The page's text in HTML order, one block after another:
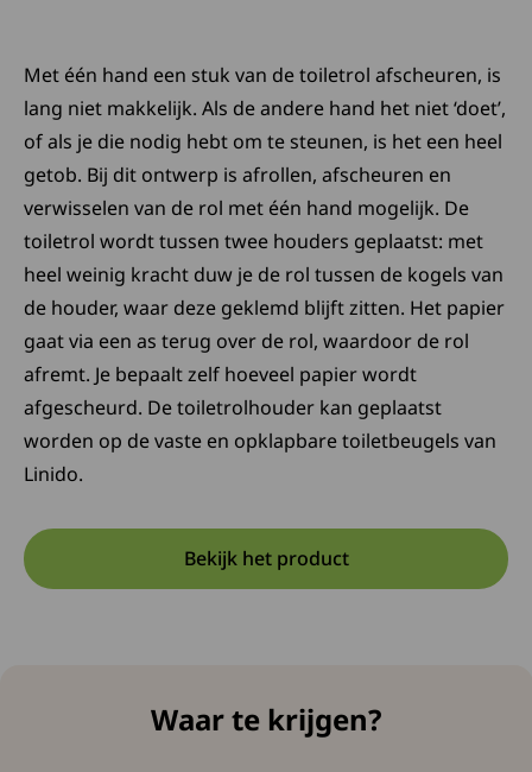
Met één hand een stuk van de toiletrol afscheuren, is
lang niet makkelijk. Als de andere hand het niet ‘doet’,
of als je die nodig hebt om te steunen, is het een heel
getob. Bij dit ontwerp is afrollen, afscheuren en
verwisselen van de rol met één hand mogelijk. De
toiletrol wordt tussen twee houders geplaatst: met
heel weinig kracht duw je de rol tussen de kogels van
de houder, waar deze geklemd blijft zitten. Het papier
gaat via een as terug over de rol, waardoor de rol
afremt. Je bepaalt zelf hoeveel papier wordt
afgescheurd. De toiletrolhouder kan geplaatst
worden op de vaste en opklapbare toiletbeugels van
Linido.
Bekijk het product
Opent in een nieuwe tab:
Deze link opent in een nieuw
Waar te krijgen?